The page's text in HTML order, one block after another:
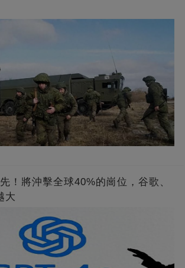
！將沖擊全球40%的崗位，谷歌、
大